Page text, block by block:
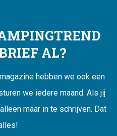
AL?
hebben we ook een
we iedere maand. Als jij
maar in te schrijven. Dat